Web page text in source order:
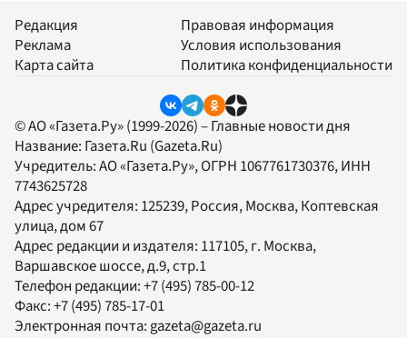
Редакция
Реклама
Карта сайта
Правовая информация
Условия использования
Политика конфиденциальности
© АО «Газета.Ру» (1999-2026) – Главные новости дня
Название: Газета.Ru (Gazeta.Ru)
Учредитель:АО «Газета.Ру», ОГРН 1067761730376, ИНН
7743625728
Адрес учредителя: 125239, Россия, Москва, Коптевская
улица, дом 67
Адрес редакции и издателя: 117105, г. Москва,
Варшавское шоссе, д.9, стр.1
Телефон редакции:+7 (495) 785-00-12
Факс:+7 (495) 785-17-01
Электронная почта: gazeta@gazeta.ru